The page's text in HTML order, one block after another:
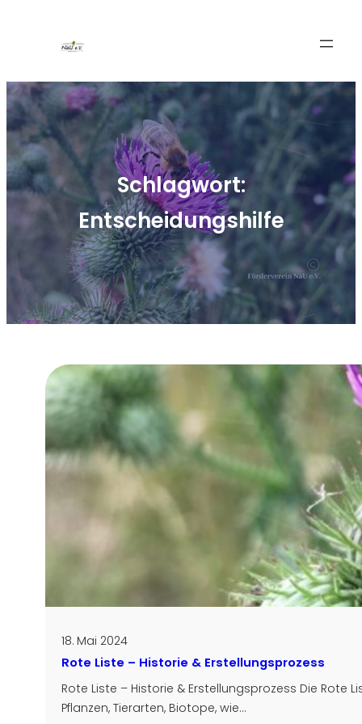
Schlagwort:
Entscheidungshilfe
18. Mai 2024
Rote Liste – Historie & Erstellungsprozess
Rote Liste – Historie & Erstellungsprozess Die
Pflanzen, Tierarten, Biotope, wie…